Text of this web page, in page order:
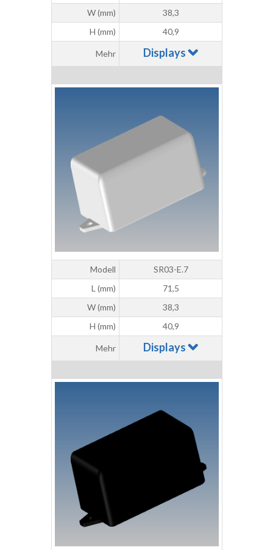
W (mm)
38,3
H (mm)
40,9
Mehr Displays
Modell
SR03-E.7
L (mm)
71,5
W (mm)
38,3
H (mm)
40,9
Mehr Displays